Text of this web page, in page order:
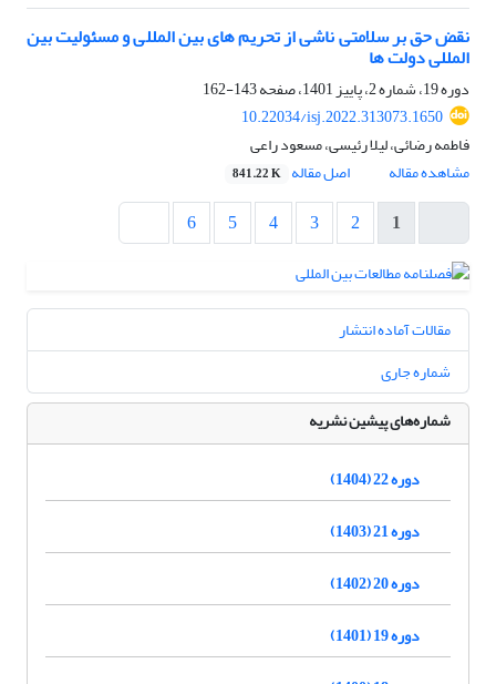
نقض حق بر سلامتی ناشی از تحریم های بین المللی و مسئولیت بین
المللی دولت ها
دوره 19، شماره 2، پاییز 1401، صفحه
143-162
10.22034/isj.2022.313073.1650
فاطمه رضائی، لیلا رئیسی، مسعود راعی
مشاهده مقاله
اصل مقاله 841.22 K
1
2
3
4
5
6
مقالات آماده انتشار
شماره جاری
شماره‌های پیشین نشریه
دوره 22 (1404)
دوره 21 (1403)
دوره 20 (1402)
دوره 19 (1401)